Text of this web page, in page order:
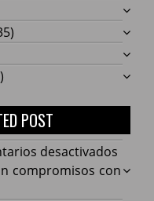
POST
desactivados
compromisos con